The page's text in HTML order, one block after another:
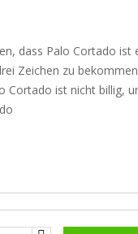
dass Palo Cortado ist
Zeichen zu
Cortado ist nicht billig,